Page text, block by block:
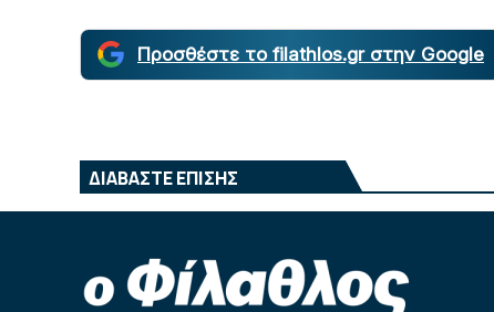
Προσθέστε το filathlos.gr στην Google
ΔΙΑΒΑΣΤΕ ΕΠΙΣΗΣ